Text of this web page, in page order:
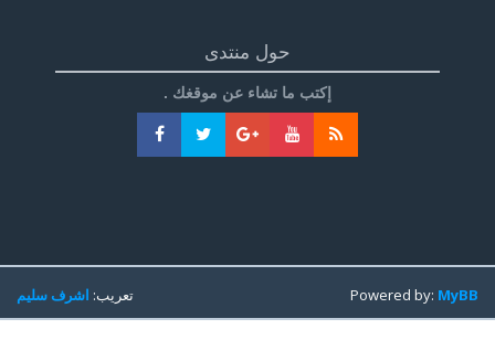
حول منتدى
إكتب ما تشاء عن موقغك .
تعريب:اشرف سليم Powered by:MyBB